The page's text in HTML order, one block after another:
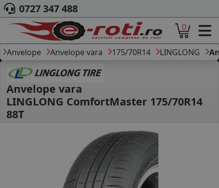
ACASA
DESPRE NOI
ANVELOPE
AUTO
CAMION
MOTO
DIMENSIUNI
PRODUCATORI ANVELOPE
MARCA AUTO
BLOG
0727 347 488
0
Anvelope Anvelope vara 175/70R14 LINGLONG
Anvelope vara
LINGLONG ComfortMaster 175/70R14
88T